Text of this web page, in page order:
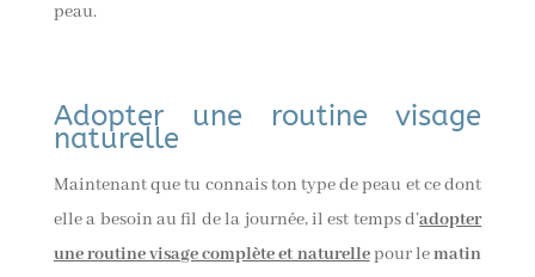
peau.
Adopter une routine visage
naturelle
Maintenant que tu connais ton type de peau et ce dont
elle a besoin au fil de la journée, il est temps d’adopter
une routine visage complète et naturellepour lematin